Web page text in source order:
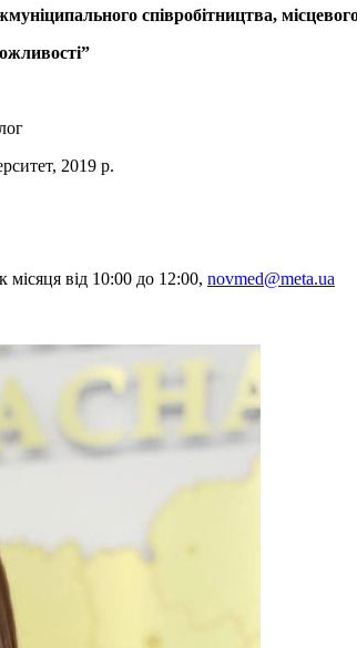
співробітництва,
2019 р.
від 10:00 до 12:00, novmed@meta.ua